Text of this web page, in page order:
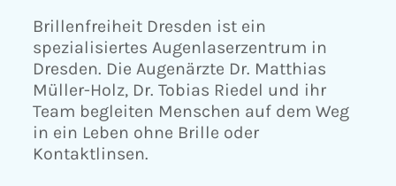
Brillenfreiheit Dresden ist ein
spezialisiertes Augenlaserzentrum in
Dresden. Die Augenärzte Dr. Matthias
Müller-Holz, Dr. Tobias Riedel und ihr
Team begleiten Menschen auf dem Weg
in ein Leben ohne Brille oder
Kontaktlinsen.